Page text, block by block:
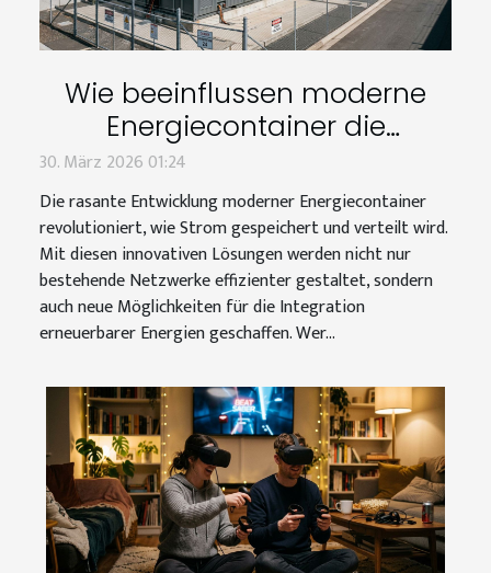
Wie beeinflussen moderne
Energiecontainer die
Energieverteilungsinfrastruktur?
30. März 2026 01:24
Die rasante Entwicklung moderner Energiecontainer
revolutioniert, wie Strom gespeichert und verteilt wird.
Mit diesen innovativen Lösungen werden nicht nur
bestehende Netzwerke effizienter gestaltet, sondern
auch neue Möglichkeiten für die Integration
erneuerbarer Energien geschaffen. Wer...